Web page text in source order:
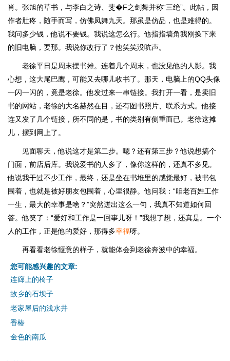
肖。张旭的草书，与李白之诗、斐�F之剑舞并称“三绝”。此帖，因
作者肚疼，随手而写，仿佛凤舞九天。那虽是仿品，也是难得的。
我问多少钱，他说不要钱。我说这怎么行。他指指墙角我刚换下来
的旧电脑，要那。我说你改行了？他笑笑没吭声。
老徐平日是周末摆书摊。连着几个周末，也没见他的人影。我
心想，这大尾巴鹰，可能又去哪儿收书了。那天，电脑上的QQ头像
一闪一闪的，竟是老徐。他发过来一串链接。我打开一看，是卖旧
书的网站，老徐的大名赫然在目，还有图书照片、联系方式。他接
连又发了几个链接，所不同的是，书的类别有侧重而已。老徐这摊
儿，摆到网上了。
见面聊天，他说这才是第二步。嗯？还有第三步？他说想搞个
门面，前店后库。我说爱书的人多了，像你这样的，还真不多见。
他说我干过不少工作，最终，还是坐在书堆里的感觉最好，被书包
围着，也就是被好朋友包围着，心里很静。他问我：“咱老百姓工作
一生，最大的幸事是啥？”突然迸出这么一句，我真不知道如何回
答。他笑了：“爱好和工作是一回事儿呀！”我想了想，还真是。一个
人的工作，正是他的爱好，那得多幸福呀。
再看看老徐惬意的样子，就能体会到老徐奔波中的幸福。
您可能感兴趣的文章:
连廊上的椅子
故乡的石坝子
老家屋后的浅水井
香椿
金色的南瓜